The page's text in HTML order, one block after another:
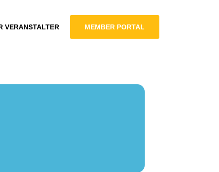
VERANSTALTER MEMBER PORTAL